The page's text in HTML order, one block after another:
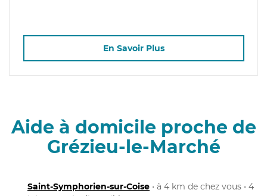
En Savoir Plus
Aide à domicile proche de
Grézieu-le-Marché
Saint-Symphorien-sur-Coise • à 4 km de chez vous • 4